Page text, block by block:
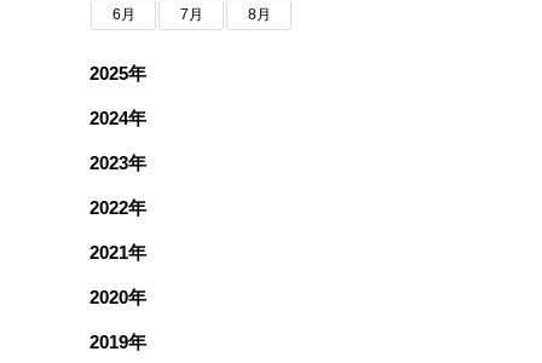
6月 7月 8月
2025年
2024年
2023年
2022年
2021年
2020年
2019年